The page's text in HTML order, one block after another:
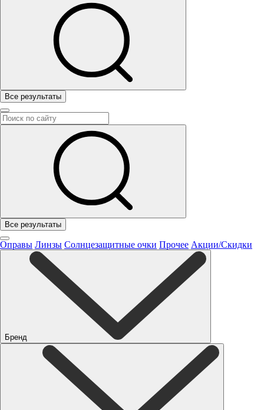
Все результаты
Все результаты
Оправы Линзы Солнцезащитные очки Прочее Акции/Скидки
Бренд